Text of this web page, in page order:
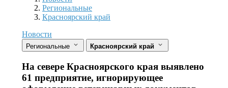
Региональные
Красноярский край
Новости
Региональные Красноярский край
На севере Красноярского края выявлено
61 предприятие, игнорирующее